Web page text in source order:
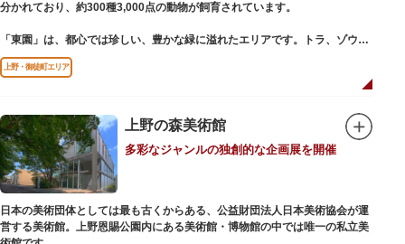
分かれており、約300種3,000点の動物が飼育されています。
「東園」は、都心では珍しい、豊かな緑に溢れたエリアです。トラ、ゾウな
どが住む森エリアや、ホッキョクグマやアザラシが住む海エリアでは、水浴
びなど迫力あるシーンが目撃できることもあります。国指定重要文化財の
一方「西園」は、蓮の名所としても知られる風光明媚な「不忍池」のほとり
に位置する区域。キリンやサイなどの人気動物をはじめ、アイアイや“動か
ない鳥”として話題のハシビロコウなどユニークな種も見られます。
子ども動物園「すてっぷ」では、小動物を間近で観察することを通じて、命
の大切さや生きものの魅力が学べる体験プログラムが実施されています。
歩き疲れたり、お腹が空いてきたら、園内にいくつかあるフードショップで
上野・御徒町エリア
上野の森美術館
多彩なジャンルの独創的な企画展を開催
日本の美術団体としては最も古くからある、公益財団法人日本美術協会が運
営する美術館。上野恩賜公園内にある美術館・博物館の中では唯一の私立美